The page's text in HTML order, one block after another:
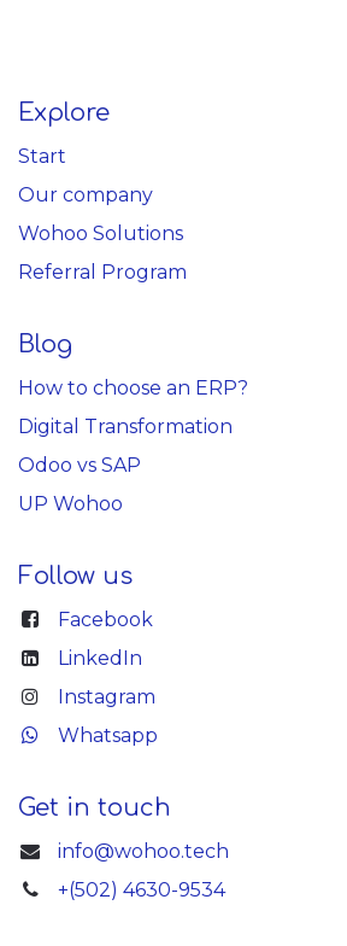
Explore
Start
Our company
Wohoo Solutions
Referral Program
Blog
How to choose an ERP?
Digital Transformation
Odoo vs SAP
UP Wohoo
Follow us
Facebook
LinkedIn
Instagram
Whatsapp
Get in touch
info@wohoo.tech
+(502) 4630-9534